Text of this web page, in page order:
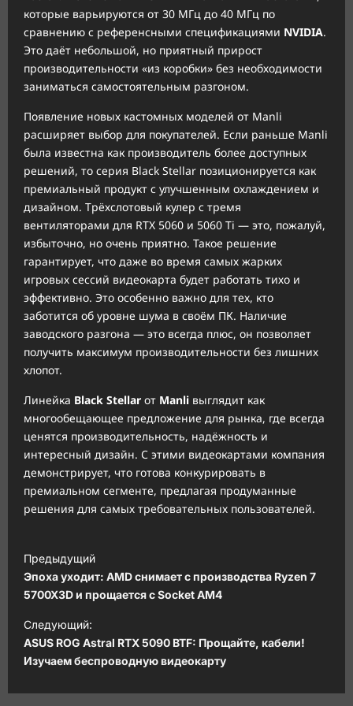
которые варьируются от 30 МГц до 40 МГц по
сравнению с референсными спецификациями NVIDIA.
Это даёт небольшой, но приятный прирост
производительности «из коробки» без необходимости
заниматься самостоятельным разгоном.
Появление новых кастомных моделей от Manli
расширяет выбор для покупателей. Если раньше Manli
была известна как производитель более доступных
решений, то серия Black Stellar позиционируется как
премиальный продукт с улучшенным охлаждением и
дизайном. Трёхслотовый кулер с тремя
вентиляторами для RTX 5060 и 5060 Ti — это, пожалуй,
избыточно, но очень приятно. Такое решение
гарантирует, что даже во время самых жарких
игровых сессий видеокарта будет работать тихо и
эффективно. Это особенно важно для тех, кто
заботится об уровне шума в своём ПК. Наличие
заводского разгона — это всегда плюс, он позволяет
получить максимум производительности без лишних
хлопот.
Линейка Black Stellar от Manli выглядит как
многообещающее предложение для рынка, где всегда
ценятся производительность, надёжность и
интересный дизайн. С этими видеокартами компания
демонстрирует, что готова конкурировать в
премиальном сегменте, предлагая продуманные
решения для самых требовательных пользователей.
а
в
и
г
а
ц
Предыдущий
Эпоха уходит: AMD снимает с производства Ryzen 7
5700X3D и прощается с Socket AM4
Следующий:
ASUS ROG Astral RTX 5090 BTF: Прощайте, кабели!
Изучаем беспроводную видеокарту